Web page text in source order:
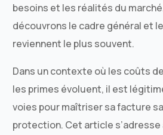
besoins et les réalités du
découvrons le cadre général et
reviennent le plus souvent.
Dans un contexte où les coûts
les primes évoluent, il est
voies pour maîtriser sa facture
protection. Cet article